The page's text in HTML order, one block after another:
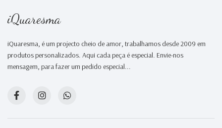
iQuaresma
iQuaresma, é um projecto cheio de amor, trabalhamos desde 2009 em
produtos personalizados. Aqui cada peça é especial. Envie-nos
mensagem, para fazer um pedido especial...